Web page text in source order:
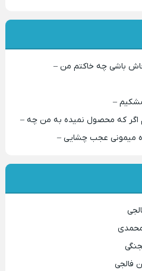
باشی چه خاکتم من –
–
اگر که محصول نمیده به من چه –
میمونی عجب چشایی –
فالجی